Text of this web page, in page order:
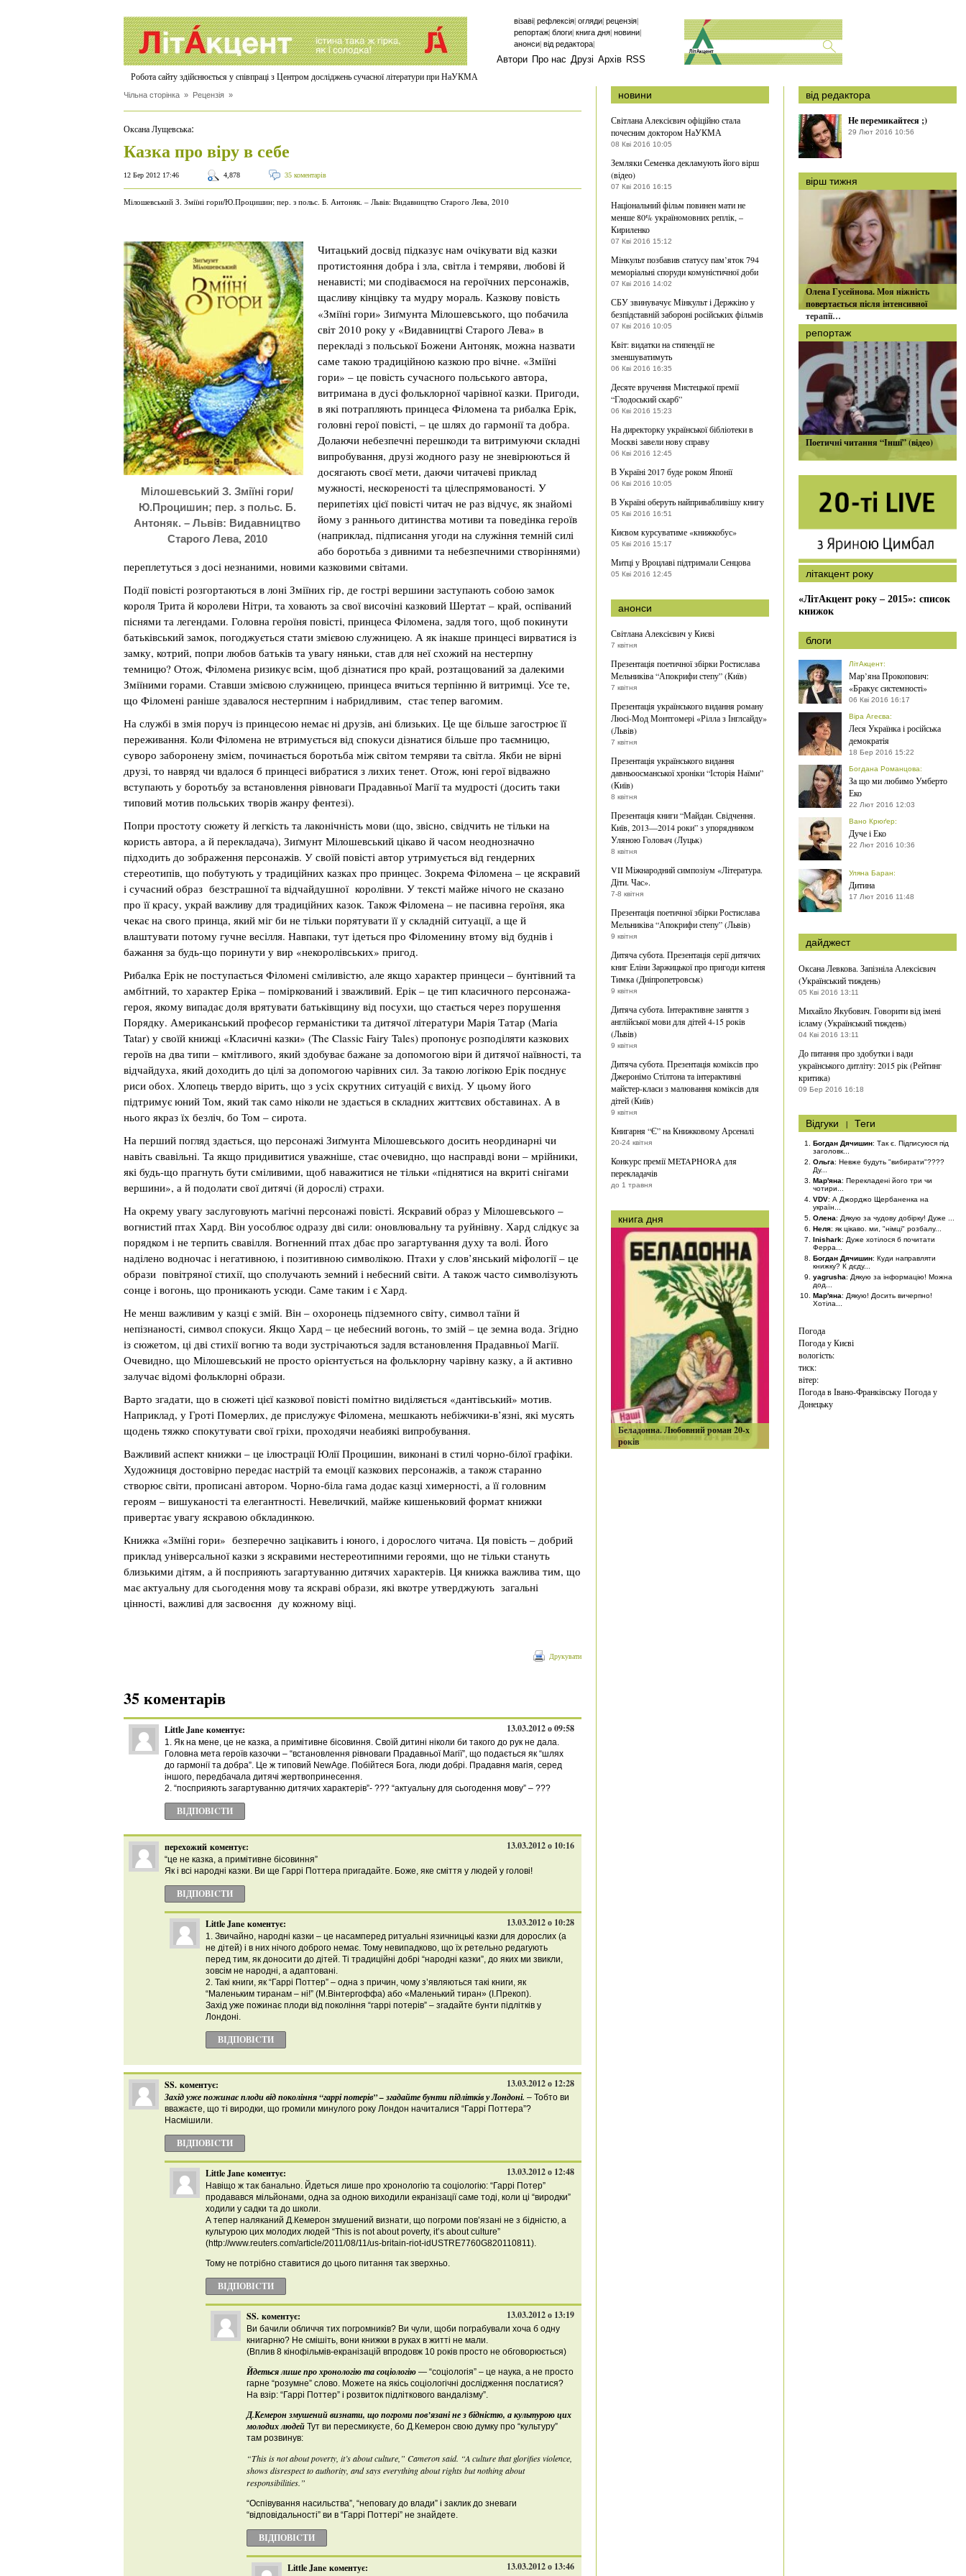
візаві| рефлексія| огляди| рецензія|
репортаж| блоги| книга дня| новини|
анонси| від редактора|
Автори Про нас Друзі Архів RSS
Робота сайту здійснюється у співпраці з Центром досліджень сучасної літератури при НаУКМА
Чільна сторінка » Рецензія »
Оксана Лущевська:
Казка про віру в себе
12 Бер 2012 17:46 4,878 35 коментарів
Мілошевський З. Зміїні гори/Ю.Процишин; пер. з польс. Б. Антоняк. – Львів: Видавництво Старого Лева, 2010
Мілошевський З. Зміїні гори/
Ю.Процишин; пер. з польс. Б.
Антоняк. – Львів: Видавництво
Старого Лева, 2010
Читацький досвід підказує нам очікувати від казки
протистояння добра і зла, світла і темряви, любові й
ненависті; ми сподіваємося на героїчних персонажів,
щасливу кінцівку та мудру мораль. Казкову повість
«Зміїні гори» Зиґмунта Мілошевського, що побачила
світ 2010 року у «Видавництві Старого Лева» в
перекладі з польської Божени Антоняк, можна назвати
саме такою традиційною казкою про вічне. «Зміїні
гори» – це повість сучасного польського автора,
витримана в дусі фольклорної чарівної казки. Пригоди,
в які потрапляють принцеса Філомена та рибалка Ерік,
головні герої повісті, – це шлях до гармонії та добра.
Долаючи небезпечні перешкоди та витримуючи складні
випробування, друзі жодного разу не зневірюються й
досягають своєї мети, даючи читачеві приклад
мужності, нескореності та цілеспрямованості. У
перипетіях цієї повісті читач не раз відчує, як знайомі
йому з раннього дитинства мотиви та поведінка героїв
(наприклад, підписання угоди на служіння темній силі
або боротьба з дивними та небезпечними створіннями)
переплетуться з досі незнаними, новими казковими світами.
Події повісті розгортаються в лоні Зміїних гір, де гострі вершини заступають собою замок
короля Трита й королеви Нітри, та ховають за свої височіні казковий Шертат – край, оспіваний
піснями та легендами. Головна героїня повісті, принцеса Філомена, задля того, щоб покинути
батьківський замок, погоджується стати змієвою служницею. А як інакше принцесі вирватися із
замку, котрий, попри любов батьків та увагу няньки, став для неї схожий на нестерпну
темницю? Отож, Філомена ризикує всім, щоб дізнатися про край, розтащований за далекими
Зміїними горами. Ставши змієвою служницею, принцеса вчиться терпінню й витримці. Усе те,
що Філомені раніше здавалося нестерпним і набридливим, стає тепер вагомим.
На службі в змія поруч із принцесою немає ні друзів, ані близьких. Це ще більше загострює її
переживання. Коли Філомена не втримується від спокуси дізнатися більше про таємницю,
суворо заборонену змієм, починається боротьба між світом темряви та світла. Якби не вірні
друзі, то навряд чи вдалося б принцесі вибратися з лихих тенет. Отож, юні герої відважно
вступають у боротьбу за встановлення рівноваги Прадавньої Магії та мудрості (досить таки
типовий мотив польських творів жанру фентезі).
Попри простоту сюжету й легкість та лаконічність мови (що, звісно, свідчить не тільки на
користь автора, а й перекладача), Зиґмунт Мілошевський цікаво й часом неоднозначно
підходить до зображення персонажів. У своїй повісті автор утримується від гендерних
стереотипів, що побутують у традиційних казках про принцес. Зокрема Філомена – це яскравий
і сучасний образ безстрашної та відчайдушної королівни. У тексті майже нічого не сказано
про її красу, украй важливу для традиційних казок. Також Філомена – не пасивна героїня, яка
чекає на свого принца, який міг би не тільки порятувати її у складній ситуації, а ще й
влаштувати потому гучне весілля. Навпаки, тут ідеться про Філоменину втому від буднів і
бажання за будь-що поринути у вир «некоролівських» пригод.
Рибалка Ерік не поступається Філомені сміливістю, але якщо характер принцеси – бунтівний та
амбітний, то характер Еріка – поміркований і зважливий. Ерік – це тип класичного персонажа-
героя, якому випадає доля врятувати батьківщину від посухи, що стається через порушення
Порядку. Американський професор германістики та дитячої літератури Марія Татар (Maria
Tatar) у своїй книжці «Класичні казки» (The Classic Fairy Tales) пропонує розподіляти казкових
героїв на два типи – кмітливого, який здобуває бажане за допомогою віри й дитячої наївності, та
відчайдуха, який доходить до цілі за допомогою чарівних сил. За такою логікою Ерік поєднує
риси обох. Хлопець твердо вірить, що з усіх скрутних ситуацій є вихід. У цьому його
підтримує юний Том, який так само ніколи не здається в складних життєвих обставинах. А в
нього якраз їх безліч, бо Том – сирота.
На перший погляд здається, що персонажі Зиґмунта Мілошевського досить неординарні чи
навіть свавільні. Та якщо придивитися уважніше, стає очевидно, що насправді вони – мрійники,
які будь-що прагнуть бути сміливими, щоб наважитися не тільки «піднятися на вкриті снігами
вершини», а й подолати свої дитячі (й дорослі) страхи.
На окрему увагу заслуговують магічні персонажі повісті. Яскравий образ у Мілошевського –
вогнистий птах Хард. Він уособлює одразу дві сили: оновлювальну та руйнівну. Хард слідкує за
порядком і не терпить свавілля. Вогненний птах дбає про загартування духу та волі. Його
наділено водночас і негативною, і позитивною символікою. Птахи у слов’янський міфології – це
образи повітряної стихії, що сполучають земний і небесний світи. А також часто символізують
сонце і вогонь, що проникають усюди. Саме таким і є Хард.
Не менш важливим у казці є змій. Він – охоронець підземного світу, символ таїни й
непізнаності, символ спокуси. Якщо Хард – це небесний вогонь, то змій – це земна вода. Згідно
із сюжетом, ці дві стихії вогню та води зустрічаються задля встановлення Прадавньої Магії.
Очевидно, що Мілошевський не просто орієнтується на фольклорну чарівну казку, а й активно
залучає відомі фольклорні образи.
Варто згадати, що в сюжеті цієї казкової повісті помітно виділяється «дантівський» мотив.
Наприклад, у Гроті Померлих, де прислужує Філомена, мешкають небіжчики-в’язні, які мусять
щодень тяжко спокутувати свої гріхи, проходячи неабиякі випробування.
Важливий аспект книжки – це ілюстрації Юлії Процишин, виконані в стилі чорно-білої графіки.
Художниця достовірно передає настрій та емоції казкових персонажів, а також старанно
створює світи, прописані автором. Чорно-біла гама додає казці химерності, а її головним
героям – вишуканості та елегантності. Невеличкий, майже кишеньковий формат книжки
привертає увагу яскравою обкладинкою.
Книжка «Зміїні гори» безперечно зацікавить і юного, і дорослого читача. Ця повість – добрий
приклад універсальної казки з яскравими нестереотипними героями, що не тільки стануть
близькими дітям, а й посприяють загартуванню дитячих характерів. Ця книжка важлива тим, що
має актуальну для сьогодення мову та яскраві образи, які вкотре утверджують загальні
цінності, важливі для засвоєння ду кожному віці.
Друкувати
35 коментарів
Little Jane коментує: 13.03.2012 о 09:58
1. Як на мене, це не казка, а примітивне бісовиння. Своїй дитині ніколи би такого до рук не дала.
Головна мета героїв казочки – “встановлення рівноваги Прадавньої Магії”, що подається як “шлях
до гармонії та добра”. Це ж типовий NewAge. Побійтеся Бога, люди добрі. Прадавня магія, серед
іншого, передбачала дитячі жертвопринесення.
2. “посприяють загартуванню дитячих характерів”- ??? “актуальну для сьогодення мову” – ???
ВІДПОВІCТИ
перехожий коментує: 13.03.2012 о 10:16
“це не казка, а примітивне бісовиння”
Як і всі народні казки. Ви ще Гаррі Поттера пригадайте. Боже, яке сміття у людей у голові!
ВІДПОВІCТИ
Little Jane коментує: 13.03.2012 о 10:28
1. Звичайно, народні казки – це насамперед ритуальні язичницькі казки для дорослих (а
не дітей) і в них нічого доброго немає. Тому невипадково, що їх ретельно редагують
перед тим, як доносити до дітей. Ті традиційні добрі “народні казки”, до яких ми звикли,
зовсім не народні, а адаптовані.
2. Такі книги, як “Гаррі Поттер” – одна з причин, чому з’являються такі книги, як
“Маленьким тиранам – ні!” (М.Вінтергоффа) або «Маленький тиран» (І.Прекоп).
Захід уже пожинає плоди від покоління “гаррі потерів” – згадайте бунти підлітків у
Лондоні.
ВІДПОВІCТИ
SS. коментує:
13.03.2012 о 12:28
Захід уже пожинає плоди від покоління “гаррі потерів” – згадайте бунти підлітків у Лондоні. – Тобто ви
вважаєте, що ті виродки, що громили минулого року Лондон начиталися “Гаррі Поттера”?
Насмішили.
ВІДПОВІCТИ
Little Jane коментує: 13.03.2012 о 12:48
Навіщо ж так банально. Йдеться лише про хронологію та соціологію: “Гаррі Потер”
продавався мільйонами, одна за одною виходили екранізації саме тоді, коли ці “виродки”
ходили у садки та до школи.
А тепер наляканий Д.Кемерон змушений визнати, що погроми пов’язані не з бідністю, а
культурою цих молодих людей “This is not about poverty, it’s about culture”
(http://www.reuters.com/article/2011/08/11/us-britain-riot-idUSTRE7760G820110811).
Тому не потрібно ставитися до цього питання так зверхньо.
ВІДПОВІCТИ
SS. коментує: 13.03.2012 о 13:19
Ви бачили обличчя тих погромників? Ви чули, щоби пограбували хоча б одну
книгарню? Не смішіть, вони книжки в руках в житті не мали.
(Вплив 8 кінофільмів-екранізацій впродовж 10 років просто не обговорюється)
Йдеться лише про хронологію та соціологію — “соціологія” – це наука, а не просто
гарне “розумне” слово. Можете на якісь соціологічні дослідження послатися?
На взір: “Гаррі Поттер” і розвиток підліткового вандалізму”.
Д.Кемерон змушений визнати, що погроми пов’язані не з бідністю, а культурою цих
молодих людей Тут ви пересмикуєте, бо Д.Кемерон свою думку про “культуру”
там розвинув:
“This is not about poverty, it’s about culture,” Cameron said. “A culture that glorifies violence,
shows disrespect to authority, and says everything about rights but nothing about
responsibilities.”
“Оспівування насильства”, “неповагу до влади” і заклик до зневаги
“відповідальності” ви в “Гаррі Поттері” не знайдете.
ВІДПОВІCТИ
Little Jane коментує: 13.03.2012 о 13:46
новини
Світлана Алексієвич офіційно стала
почесним доктором НаУКМА
08 Кві 2016 10:05
Земляки Семенка декламують його вірш
(відео)
07 Кві 2016 16:15
Національний фільм повинен мати не
менше 80% україномовних реплік, –
Кириленко
07 Кві 2016 15:12
Мінкульт позбавив статусу пам’яток 794
меморіальні споруди комуністичної доби
07 Кві 2016 14:02
СБУ звинувачує Мінкульт і Держкіно у
безпідставній забороні російських фільмів
07 Кві 2016 10:05
Квіт: видатки на стипендії не
зменшуватимуть
06 Кві 2016 16:35
Десяте вручення Мистецької премії
“Глодоський скарб”
06 Кві 2016 15:23
На директорку української бібліотеки в
Москві завели нову справу
06 Кві 2016 12:45
В Україні 2017 буде роком Японії
06 Кві 2016 10:05
В Україні оберуть найпривабливішу книгу
05 Кві 2016 16:51
Києвом курсуватиме «книжкобус»
05 Кві 2016 15:17
Митці у Вроцлаві підтримали Сенцова
05 Кві 2016 12:45
анонси
Світлана Алексієвич у Києві
7 квітня
Презентація поетичної збірки Ростислава
Мельниківа “Апокрифи степу” (Київ)
7 квітня
Презентація українського видання роману
Люсі-Мод Монтгомері «Рілла з Інглсайду»
(Львів)
7 квітня
Презентація українського видання
давньоосманської хроніки “Історія Наїми”
(Київ)
8 квітня
Презентація книги “Майдан. Свідчення.
Київ, 2013—2014 роки” з упорядником
Уляною Головач (Луцьк)
8 квітня
VII Міжнародний симпозіум «Література.
Діти. Час».
7-8 квітня
Презентація поетичної збірки Ростислава
Мельниківа “Апокрифи степу” (Львів)
9 квітня
Дитяча субота. Презентація серії дитячих
книг Еліни Заржицької про пригоди китеня
Тимка (Дніпропетровськ)
9 квітня
Дитяча субота. Інтерактивне заняття з
англійської мови для дітей 4-15 років
(Львів)
9 квітня
Дитяча субота. Презентація коміксів про
Джеронімо Стілтона та інтерактивні
майстер-класи з малювання коміксів для
дітей (Київ)
9 квітня
Книгарня “Є” на Книжковому Арсеналі
20-24 квітня
Конкурс премії METAPHORA для
перекладачів
до 1 травня
книга дня
Беладонна. Любовний роман 20-х
років
від редактора
Не перемикайтеся ;)
29 Лют 2016 10:56
вірш тижня
Олена Гусейнова. Моя ніжність
повертається після інтенсивної
терапії…
репортаж
Поетичні читання “Інші” (відео)
літакцент року
«ЛітАкцент року – 2015»: список
книжок
блоги
ЛітАкцент:
Мар’яна Прокопович:
«Бракує системності»
06 Кві 2016 16:17
Віра Агеєва:
Леся Українка і російська
демократія
18 Бер 2016 15:22
Богдана Романцова:
За що ми любимо Умберто
Еко
22 Лют 2016 12:03
Вано Крюґер:
Дуче і Еко
22 Лют 2016 10:36
Уляна Баран:
Дитина
17 Лют 2016 11:48
дайджест
Оксана Левкова. Запізніла Алексієвич
(Український тиждень)
05 Кві 2016 13:11
Михайло Якубович. Говорити від імені
ісламу (Український тиждень)
04 Кві 2016 13:11
До питання про здобутки і вади
українського дитліту: 2015 рік (Рейтинг
критика)
09 Бер 2016 16:18
Відгуки | Теги
Богдан Дячишин: Так є. Підписуюся під
заголовк...
Ольга: Невже будуть "вибирати"????
Ду...
Мар'яна: Перекладені його три чи
чотири...
VDV: А Джорджо Щербаненка на
україн...
Олена: Дякую за чудову добірку! Дуже ...
Неля: як цікаво. ми, "німці" розбалу...
Inishark: Дуже хотілося б почитати
Ферра...
Богдан Дячишин: Куди направляти
книжку? К дєду...
yagrusha: Дякую за інформацію! Можна
дод...
Мар'яна: Дякую! Досить вичерпно!
Хотіла...
Погода
Погода уКиєві
вологість:
тиск:
вітер:
Погода в Івано-Франківську Погода у
Донецьку